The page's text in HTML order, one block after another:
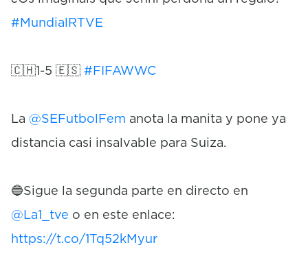
#MundialRTVE
🇨🇭1-5 🇪🇸 #FIFAWWC
La @SEFutbolFem anota la manita y pone ya
distancia casi insalvable para Suiza.
🔵Sigue la segunda parte en directo en
@La1_tve o en este enlace:
https://t.co/1Tq52kMyur